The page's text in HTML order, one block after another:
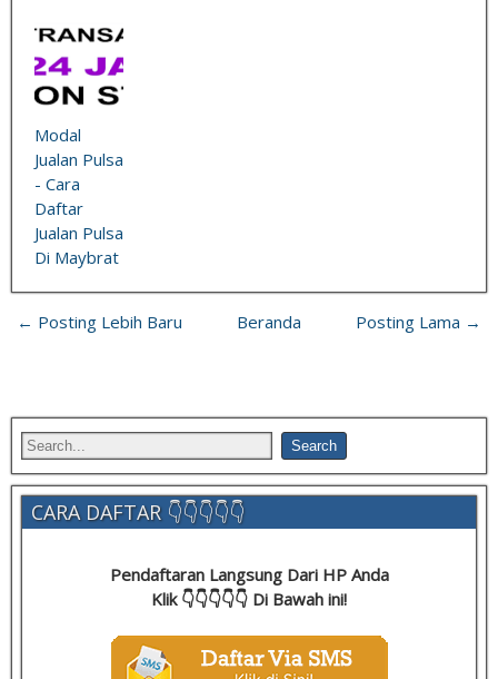
Modal
Jualan Pulsa
- Cara
Daftar
Jualan Pulsa
Di Maybrat
← Posting Lebih Baru Posting Lama →
Beranda
CARA DAFTAR 👇👇👇👇👇
Pendaftaran Langsung Dari HP Anda
Klik 👇👇👇👇👇 Di Bawah ini!